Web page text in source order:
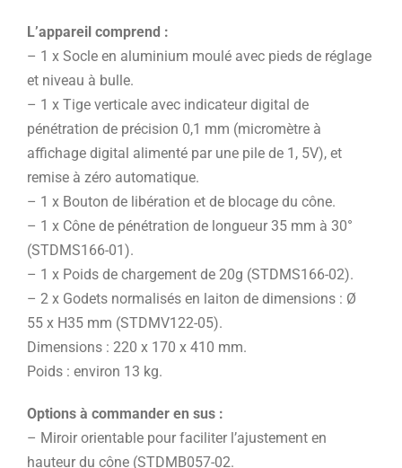
L’appareil comprend :
– 1 x Socle en aluminium moulé avec pieds de réglage
et niveau à bulle.
– 1 x Tige verticale avec indicateur digital de
pénétration de précision 0,1 mm (micromètre à
affichage digital alimenté par une pile de 1, 5V), et
remise à zéro automatique.
– 1 x Bouton de libération et de blocage du cône.
– 1 x Cône de pénétration de longueur 35 mm à 30°
(STDMS166-01).
– 1 x Poids de chargement de 20g (STDMS166-02).
– 2 x Godets normalisés en laiton de dimensions : Ø
55 x H35 mm (STDMV122-05).
Dimensions : 220 x 170 x 410 mm.
Poids : environ 13 kg.
Options à commander en sus :
– Miroir orientable pour faciliter l’ajustement en
hauteur du cône (STDMB057-02.